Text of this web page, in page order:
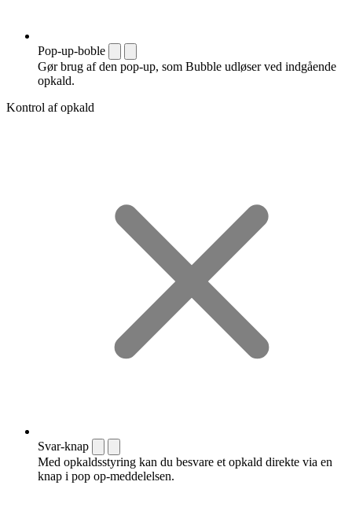
Pop-up-boble
Gør brug af den pop-up, som Bubble udløser ved indgående
opkald.
Kontrol af opkald
Svar-knap
Med opkaldsstyring kan du besvare et opkald direkte via en
knap i pop op-meddelelsen.